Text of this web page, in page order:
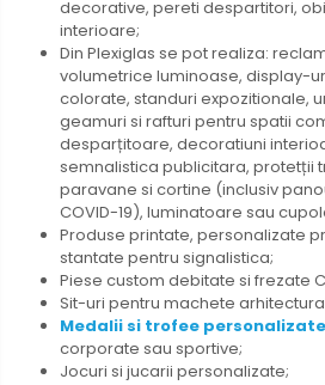
decorative, pereti despartitori,
interioare;
Din Plexiglas se pot realiza:
volumetrice luminoase, display-
colorate, standuri expozitionale,
geamuri si rafturi pentru spatii
desparțitoare, decoratiuni
semnalistica publicitara, protetții
paravane si cortine (inclusiv
COVID-19), luminatoare sau
Produse printate, personalizate
stantate pentru signalistica;
Piese custom debitate si frezate
Sit-uri pentru machete
Medalii si trofee personalizate
corporate sau sportive;
Jocuri si jucarii personalizate;